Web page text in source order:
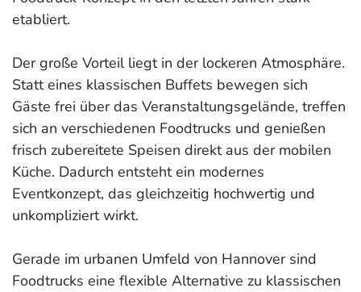
etabliert.
Der große Vorteil liegt in der lockeren Atmosphäre.
Statt eines klassischen Buffets bewegen sich
Gäste frei über das Veranstaltungsgelände, treffen
sich an verschiedenen Foodtrucks und genießen
frisch zubereitete Speisen direkt aus der mobilen
Küche. Dadurch entsteht ein modernes
Eventkonzept, das gleichzeitig hochwertig und
unkompliziert wirkt.
Gerade im urbanen Umfeld von Hannover sind
Foodtrucks eine flexible Alternative zu klassischen